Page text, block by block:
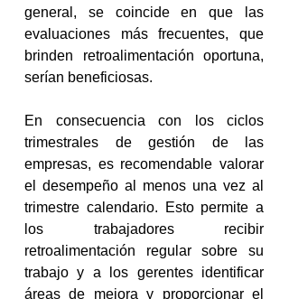
general, se coincide en que las
evaluaciones más frecuentes, que
brinden retroalimentación oportuna,
serían beneficiosas.
En consecuencia con los ciclos
trimestrales de gestión de las
empresas, es recomendable valorar
el desempeño al menos una vez al
trimestre calendario. Esto permite a
los trabajadores recibir
retroalimentación regular sobre su
trabajo y a los gerentes identificar
áreas de mejora y proporcionar el